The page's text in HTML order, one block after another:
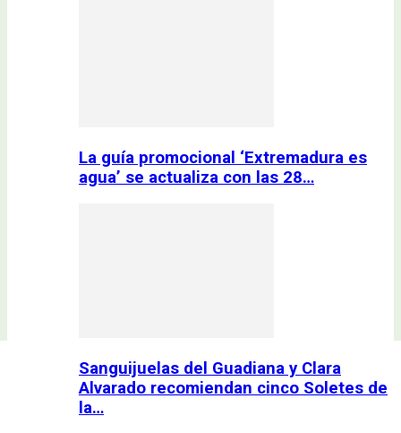
La guía promocional ‘Extremadura es
agua’ se actualiza con las 28…
Sanguijuelas del Guadiana y Clara
Alvarado recomiendan cinco Soletes de
la…